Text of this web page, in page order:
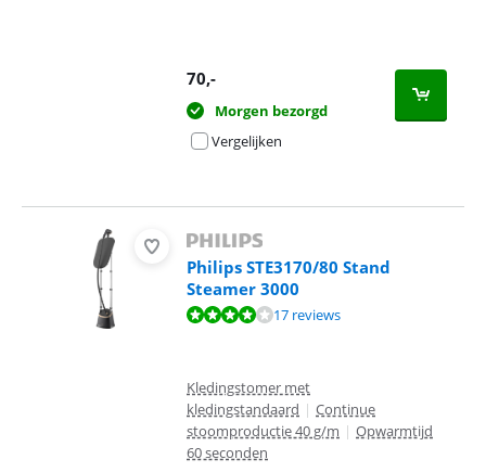
70,-
Morgen bezorgd
Vergelijken
Philips STE3170/80 Stand
Steamer 3000
Beoordeling is 7,6 van de 10, gebaseerd op 17 reviews.
17 reviews
Kledingstomer met
kledingstandaard | Continue
stoomproductie 40 g/m | Opwarmtijd
60 seconden